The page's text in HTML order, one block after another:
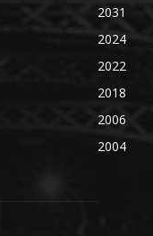
2031
2024
2022
2018
2006
2004